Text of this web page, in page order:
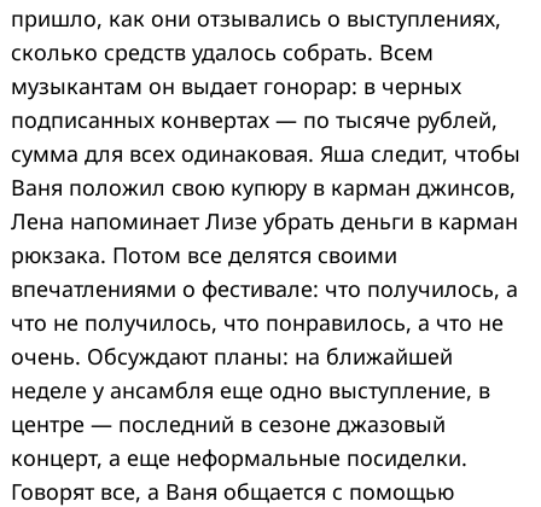
пришло, как они отзывались о выступлениях,
сколько средств удалось собрать. Всем
музыкантам он выдает гонорар: в черных
подписанных конвертах — по тысяче рублей,
сумма для всех одинаковая. Яша следит, чтобы
Ваня положил свою купюру в карман джинсов,
Лена напоминает Лизе убрать деньги в карман
рюкзака. Потом все делятся своими
впечатлениями о фестивале: что получилось, а
что не получилось, что понравилось, а что не
очень. Обсуждают планы: на ближайшей
неделе у ансамбля еще одно выступление, в
центре — последний в сезоне джазовый
концерт, а еще неформальные посиделки.
Говорят все, а Ваня общается с помощью